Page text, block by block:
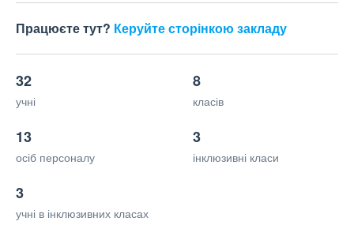
Працюєте тут? Керуйте сторінкою закладу
32
учні
8
класів
13
осіб персоналу
3
інклюзивні класи
3
учні в інклюзивних класах